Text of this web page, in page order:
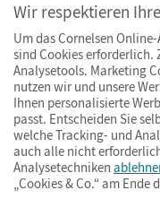
ImpressumAGB
Wir respektieren
Um das Cornelsen
sind Cookies erforderlich.
Analysetools. Marketing
nutzen wir und unsere
Ihnen personalisierte
passt. Entscheiden Sie
welche Tracking- und
auch alle nicht
Analysetechniken
„Cookies & Co.“ am